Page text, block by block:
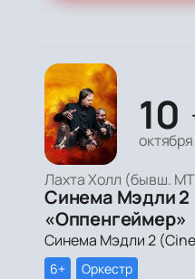
10
октября
Лахта Холл (бывш.
Синема Мэдли 2
«Оппенгеймер»
6+ Оркестр